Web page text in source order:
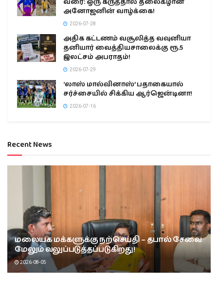
அனோஜனின் வாழ்க்கை!
2026-07-28
அதிக கட்டணம் வசூலித்த வவுனியா
தனியார் வைத்தியசாலைக்கு ரூ.5
இலட்சம் அபராதம்!
2026-07-29
‘லாஸ் மால்வினாஸ்’ பதாகையால்
சர்ச்சையில் சிக்கிய ஆர்ஜென்டினா!
2026-07-16
Recent News
மலையக மக்களுக்கு நற்செய்தி – தபால் சேவை
மேலும் வலுப்படுத்தப்படுகிறது!
2026-08-05